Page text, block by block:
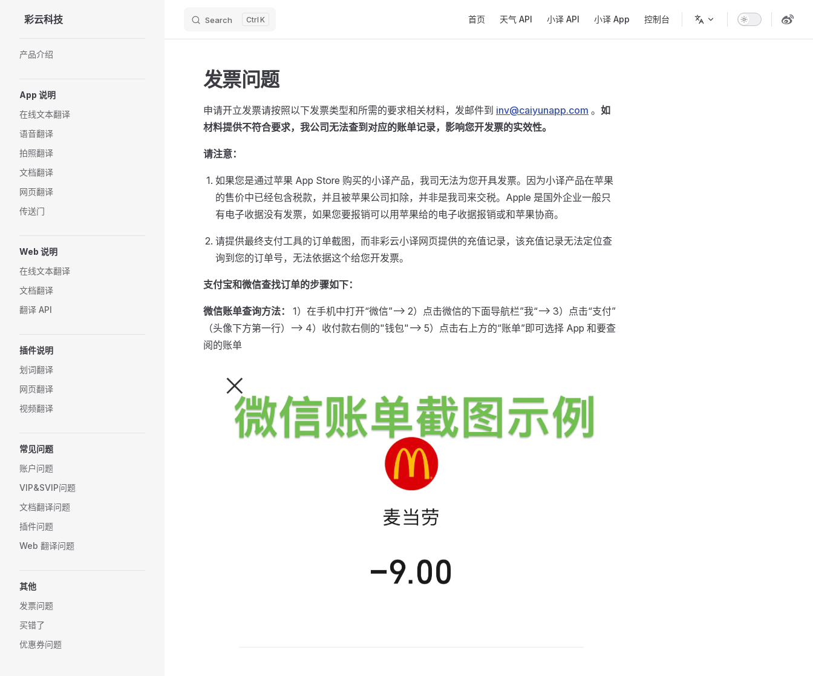
Skip to content
彩云科技 Search K 首页 天气 API 小译 API 小译 App 控制台
产品介绍
App 说明
在线文本翻译
语音翻译
拍照翻译
文档翻译
网页翻译
传送门
Web 说明
在线文本翻译
文档翻译
翻译 API
插件说明
划词翻译
网页翻译
视频翻译
常见问题
账户问题
VIP&SVIP问题
文档翻译问题
插件问题
Web 翻译问题
其他
发票问题
买错了
优惠券问题
发票问题
申请开立发票请按照以下发票类型和所需的要求相关材料，发邮件到 inv@caiyunapp.com 。 如
材料提供不符合要求，我公司无法查到对应的账单记录，影响您开发票的实效性。
请注意：
如果您是通过苹果 App Store 购买的小译产品，我司无法为您开具发票。因为小译产品在苹果
的售价中已经包含税款，并且被苹果公司扣除，并非是我司来交税。Apple 是国外企业一般只
有电子收据没有发票，如果您要报销可以用苹果给的电子收据报销或和苹果协商。
请提供最终支付工具的订单截图，而非彩云小译网页提供的充值记录，该充值记录无法定位查
询到您的订单号，无法依据这个给您开发票。
支付宝和微信查找订单的步骤如下：
微信账单查询方法：
1）在手机中打开“微信”——> 2）点击微信的下面导航栏”我“——> 3）点击“支付”
（头像下方第一行）——> 4）收付款右侧的"钱包"——> 5）点击右上方的“账单”即可选择 App 和要查
阅的账单